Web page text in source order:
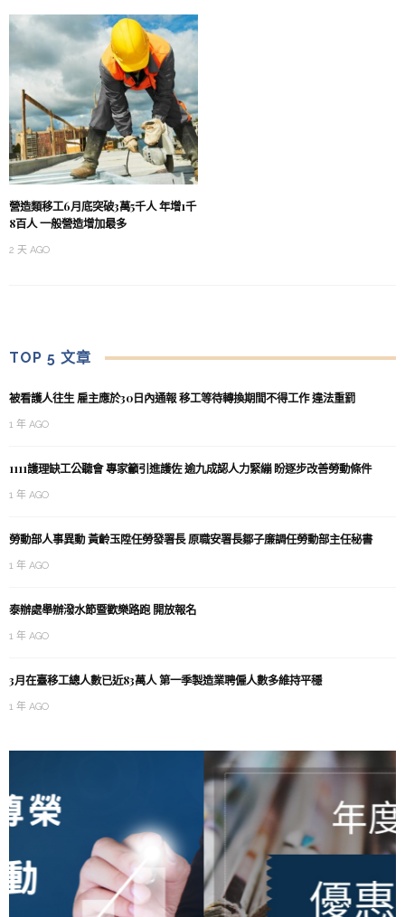
營造類移工6月底突破3萬5千人 年增1千
8百人 一般營造增加最多
2 天 AGO
TOP 5 文章
被看護人往生 雇主應於30日內通報 移工等待轉換期間不得工作 違法重罰
1 年 AGO
1111護理缺工公聽會 專家籲引進護佐 逾九成認人力緊繃 盼逐步改善勞動條件
1 年 AGO
勞動部人事異動 黃齡玉陞任勞發署長 原職安署長鄒子廉調任勞動部主任秘書
1 年 AGO
泰辦處舉辦潑水節暨歡樂路跑 開放報名
1 年 AGO
3月在臺移工總人數已近83萬人 第一季製造業聘僱人數多維持平穩
1 年 AGO